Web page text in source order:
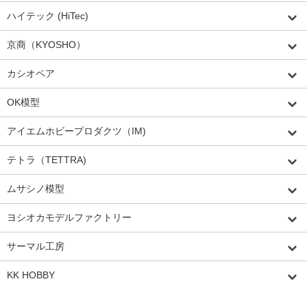
ハイテック (HiTec)
京商（KYOSHO）
カシオペア
OK模型
アイエムホビープロダクツ（IM)
テトラ（TETTRA)
ムサシノ模型
ヨシオカモデルファクトリー
サーマル工房
KK HOBBY